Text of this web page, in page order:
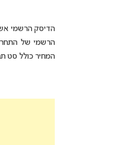
הרשמי של
המחיר כולל סט תחתיות לכוסות (10